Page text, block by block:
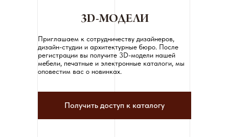
3D-МОДЕЛИ
Получить доступ к каталогу
Приглашаем к сотрудничеству дизайнеров,
дизайн-студии и архитектурные бюро. После
регистрации вы получите 3D-модели нашей
мебели, печатные и электронные каталоги, мы
оповестим вас о новинках.